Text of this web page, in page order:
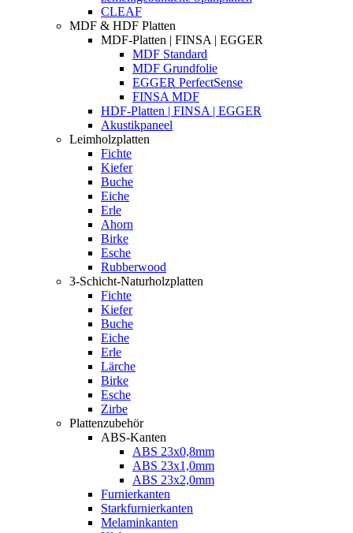
CLEAF
MDF & HDF Platten
MDF-Platten | FINSA | EGGER
MDF Standard
MDF Grundfolie
EGGER PerfectSense
FINSA MDF
HDF-Platten | FINSA | EGGER
Akustikpaneel
Leimholzplatten
Fichte
Kiefer
Buche
Eiche
Erle
Ahorn
Birke
Esche
Rubberwood
3-Schicht-Naturholzplatten
Fichte
Kiefer
Buche
Eiche
Erle
Lärche
Birke
Esche
Zirbe
Plattenzubehör
ABS-Kanten
ABS 23x0,8mm
ABS 23x1,0mm
ABS 23x2,0mm
Furnierkanten
Starkfurnierkanten
Melaminkanten